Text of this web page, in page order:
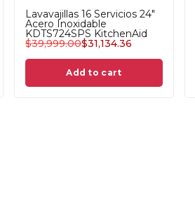
Lavavajillas 16 Servicios 24"
Acero Inoxidable
KDTS724SPS KitchenAid
$39,999.00$31,134.36
Add to cart